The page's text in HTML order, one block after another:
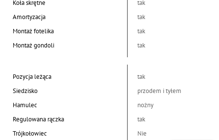
Koła skrętne
tak
Amortyzacja
tak
Montaż fotelika
tak
Montaż gondoli
tak
Pozycja leżąca
tak
Siedzisko
przodem i tyłem
Hamulec
nożny
Regulowana rączka
tak
Trójkołowiec
Nie